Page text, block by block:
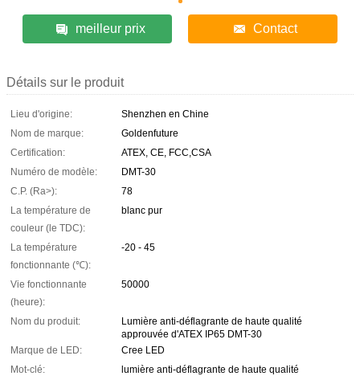
meilleur prix Contact
Détails sur le produit
Lieu d'origine:
Shenzhen en Chine
Nom de marque:
Goldenfuture
Certification:
ATEX, CE, FCC,CSA
Numéro de modèle:
DMT-30
C.P. (Ra>):
78
La température de
couleur (le TDC):
blanc pur
La température
fonctionnante (℃):
-20 - 45
Vie fonctionnante
(heure):
50000
Nom du produit:
Lumière anti-déflagrante de haute qualité
approuvée d'ATEX IP65 DMT-30
Marque de LED:
Cree LED
Mot-clé:
lumière anti-déflagrante de haute qualité